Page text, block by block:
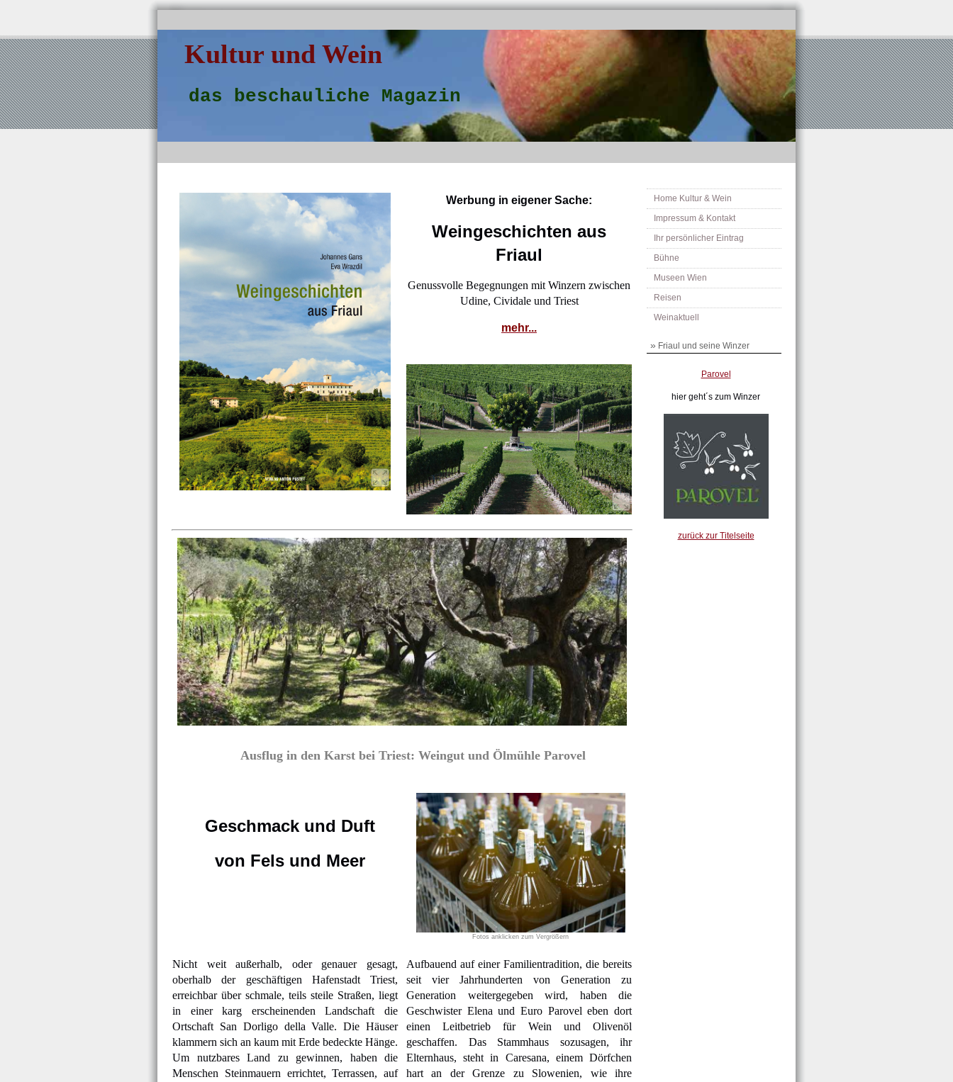
Kultur und Wein
das beschauliche Magazin
Home Kultur & Wein
Impressum & Kontakt
Ihr persönlicher Eintrag
Bühne
Museen Wien
Reisen
Weinaktuell
» Friaul und seine Winzer
Parovel
hier geht´s zum Winzer
zurück zur Titelseite
Werbung in eigener Sache:
Weingeschichten aus
Friaul
Genussvolle Begegnungen mit Winzern zwischen
Udine, Cividale und Triest
mehr...
Ausflug in den Karst bei Triest: Weingut und Ölmühle Parovel
Geschmack und Duft
von Fels und Meer
Fotos anklicken zum Vergrößern
Nicht weit außerhalb, oder genauer gesagt,
oberhalb der geschäftigen Hafenstadt Triest,
erreichbar über schmale, teils steile Straßen, liegt
in einer karg erscheinenden Landschaft die
Ortschaft San Dorligo della Valle. Die Häuser
klammern sich an kaum mit Erde bedeckte Hänge.
Um nutzbares Land zu gewinnen, haben die
Menschen Steinmauern errichtet, Terrassen, auf
Aufbauend auf einer Familientradition, die bereits
seit vier Jahrhunderten von Generation zu
Generation weitergegeben wird, haben die
Geschwister Elena und Euro Parovel eben dort
einen Leitbetrieb für Wein und Olivenöl
geschaffen. Das Stammhaus sozusagen, ihr
Elternhaus, steht in Caresana, einem Dörfchen
hart an der Grenze zu Slowenien, wie ihre